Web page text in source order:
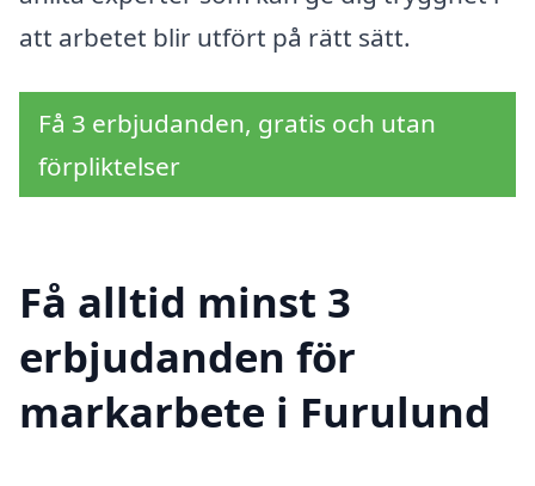
att arbetet blir utfört på rätt sätt.
Få 3 erbjudanden, gratis och utan
förpliktelser
Få alltid minst 3
erbjudanden för
markarbete i Furulund